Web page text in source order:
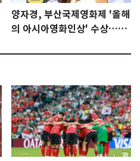
양자경, 부산국제영화제 '올해
의 아시아영화인상' 수상…15